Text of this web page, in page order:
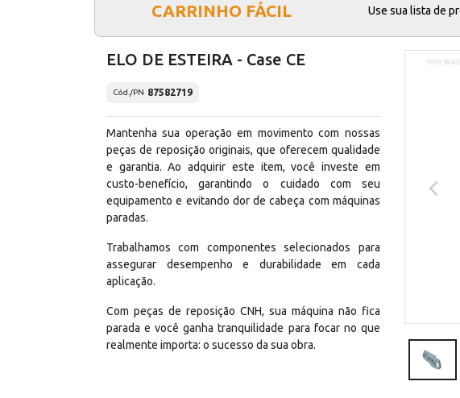
CARRINHO FÁCIL Use sua lista de
ELO DE ESTEIRA - Case CE
Cód./PN 87582719
Mantenha sua operação em movimento com nossas
peças de reposição originais, que oferecem qualidade
e garantia. Ao adquirir este item, você investe em
custo-benefício, garantindo o cuidado com seu
equipamento e evitando dor de cabeça com máquinas
paradas.
Trabalhamos com componentes selecionados para
assegurar desempenho e durabilidade em cada
aplicação.
Com peças de reposição CNH, sua máquina não fica
parada e você ganha tranquilidade para focar no que
realmente importa: o sucesso da sua obra.